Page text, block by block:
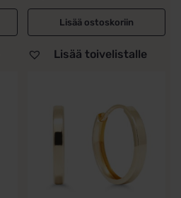
Lisää ostoskoriin
Lisää toivelistalle